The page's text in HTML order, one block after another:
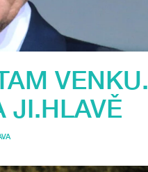
VENKU.
JI.HLAVĚ